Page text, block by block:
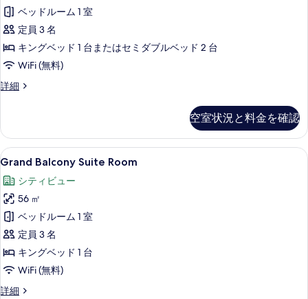
真
を
表
示
す
詳
ッ
ク
ス
ル
ー
ム
の
す
べ
て
の
写
真
を
表
示
ベッドルーム 1 室
定員 3 名
キングベッド 1 台またはセミダブルベッド 2 台
WiFi (無料)
詳細
デ
ス
ル
ー
(Chic)
の
詳
細
空室状況と料金を確認
Grand
Balcony
Suite
Room
の
す
べ
て
の
Grand Balcony Suite Room | ミニバ
6
Grand Balcony Suite Room
シティビュー
56 ㎡
ベッドルーム 1 室
定員 3 名
キングベッド 1 台
WiFi (無料)
詳細
Grand